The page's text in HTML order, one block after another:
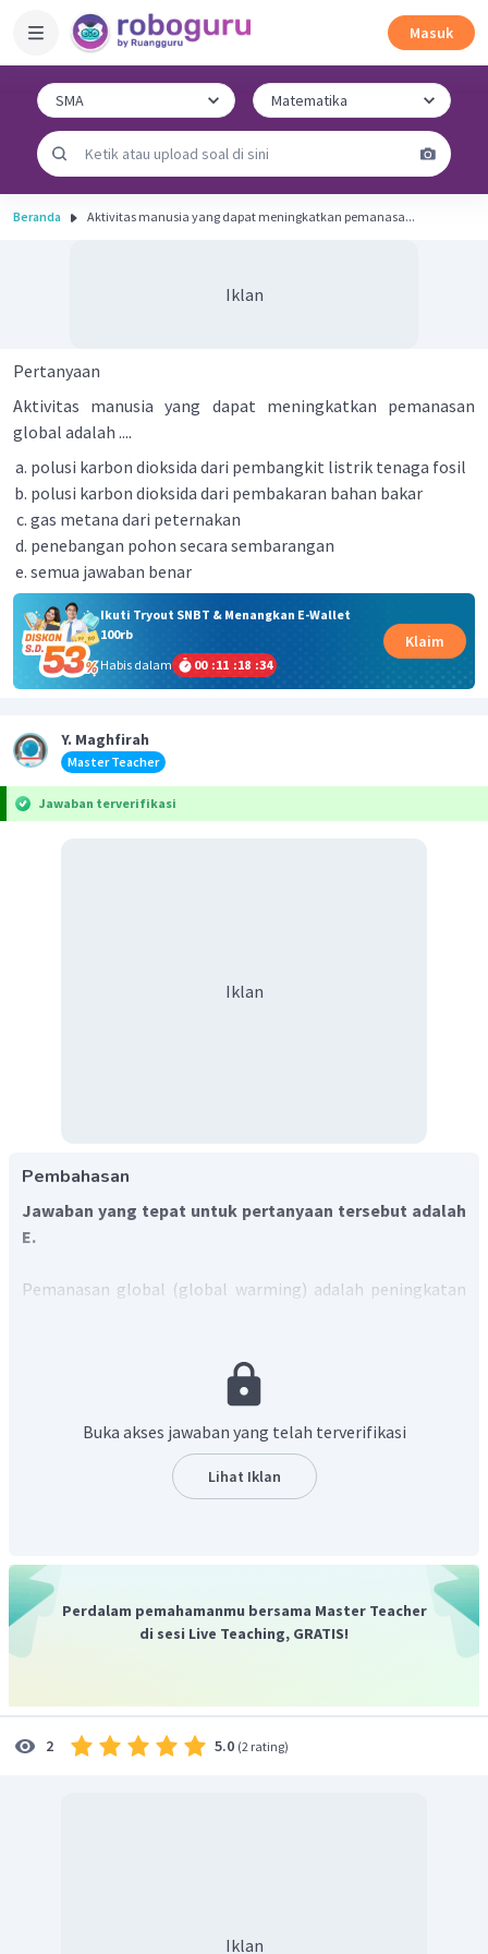
Masuk
Beranda Aktivitas manusia yang dapat meningkatkan pemanasa...
Iklan
Pertanyaan
Aktivitas manusia yang dapat meningkatkan pemanasan
global adalah ....
polusi karbon dioksida dari pembangkit listrik tenaga fosil
polusi karbon dioksida dari pembakaran bahan bakar
gas metana dari peternakan
penebangan pohon secara sembarangan
semua jawaban benar
Ikuti Tryout SNBT & Menangkan E-Wallet
100rb
Habis dalam
00 :11 :18 :34
Klaim
Y. Maghfirah
Master Teacher
Jawaban terverifikasi
Iklan
Pembahasan
Jawaban yang tepat untuk pertanyaan tersebut adalah
E.
Pemanasan global (global warming) adalah peningkatan
dapat meningkatkan pemanasan global di antaranya:
bakar fosil.
Polusi karbondloksida darl pembakaran bahan bakar
untuk transportasi.
Penggunaan pupuk kimia yang berlebihan.
Dengan demikian, semua pilihan jawaban di atas adalah
Buka akses jawaban yang telah terverifikasi
Lihat Iklan
Perdalam pemahamanmu bersama Master Teacher
di sesi Live Teaching, GRATIS!
2 5.0 (2 rating)
Iklan